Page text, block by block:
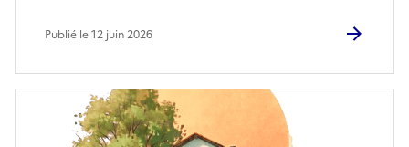
Publié le 12 juin 2026